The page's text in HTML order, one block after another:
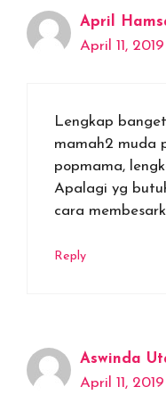
April
April 11,
Lengkap
mamah2 muda
popmama,
Apalagi yg
cara
Reply
Aswinda
April 11,